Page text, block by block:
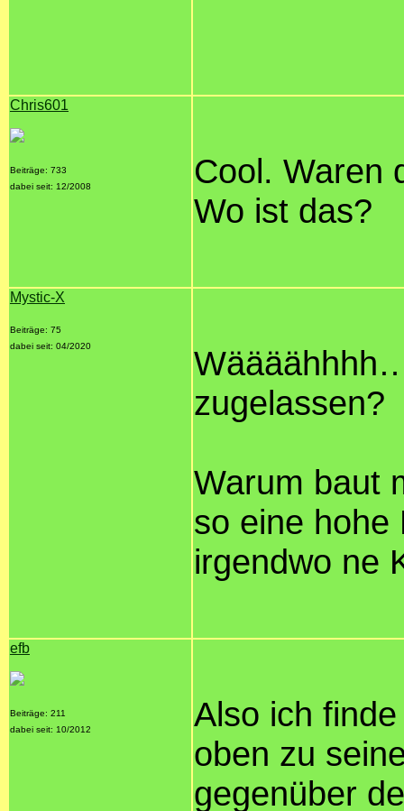
Chris601
Beiträge: 733
dabei seit: 12/2008
Cool. Waren
Wo ist das?
Mystic-X
Beiträge: 75
dabei seit: 04/2020
zugelassen?
Warum baut
so eine hohe
irgendwo ne
efb
Beiträge: 211
dabei seit: 10/2012
Also ich
oben zu
gegenüber